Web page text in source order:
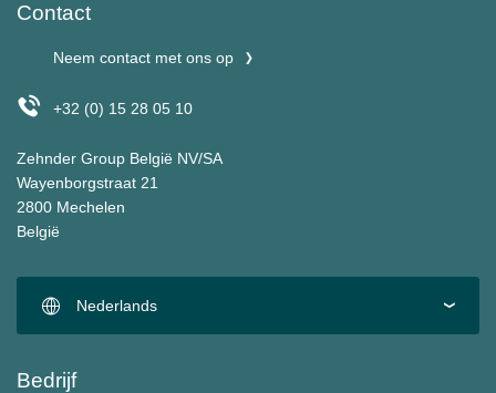
Contact
Neem contact met ons op
+32 (0) 15 28 05 10
Zehnder Group België NV/SA
Wayenborgstraat 21
2800 Mechelen
België
Nederlands
Bedrijf